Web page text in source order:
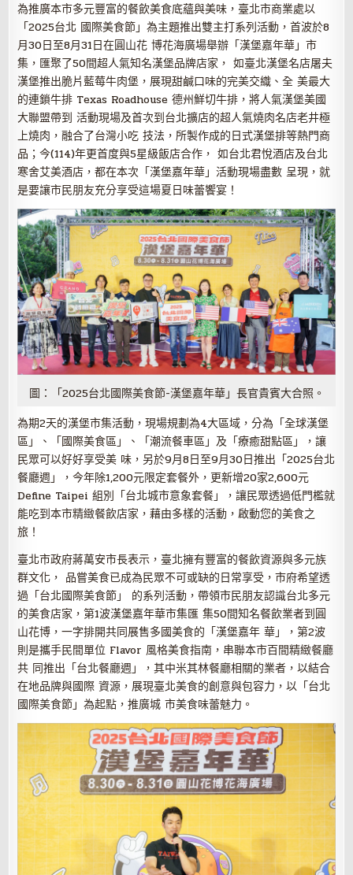
為推廣本市多元豐富的餐飲美食底蘊與美味，臺北市商業處以
「2025台北 國際美食節」為主題推出雙主打系列活動，首波於8
月30日至8月31日在圓山花 博花海廣場舉辦「漢堡嘉年華」市
集，匯聚了50間超人氣知名漢堡品牌店家， 如臺北漢堡名店屠夫
漢堡推出脆片藍莓牛肉堡，展現甜鹹口味的完美交織、全 美最大
的連鎖牛排 Texas Roadhouse 德州鮮切牛排，將人氣漢堡美國
大聯盟帶到 活動現場及首次到台北擴店的超人氣燒肉名店老井極
上燒肉，融合了台灣小吃 技法，所製作成的日式漢堡排等熱門商
品；今(114)年更首度與5星級飯店合作， 如台北君悅酒店及台北
寒舍艾美酒店，都在本次「漢堡嘉年華」活動現場盡數 呈現，就
是要讓市民朋友充分享受這場夏日味蕾饗宴！
圖：「2025台北國際美食節-漢堡嘉年華」長官貴賓大合照。
為期2天的漢堡市集活動，現場規劃為4大區域，分為「全球漢堡
區」、「國際美食區」、「潮流餐車區」及「療癒甜點區」，讓
民眾可以好好享受美 味，另於9月8日至9月30日推出「2025台北
餐廳週」，今年除1,200元限定套餐外，更新增20家2,600元
Define Taipei 組別「台北城市意象套餐」，讓民眾透過低門檻就
能吃到本市精緻餐飲店家，藉由多樣的活動，啟動您的美食之
旅！
臺北市政府蔣萬安市長表示，臺北擁有豐富的餐飲資源與多元族
群文化， 品嘗美食已成為民眾不可或缺的日常享受，市府希望透
過「台北國際美食節」 的系列活動，帶領市民朋友認識台北多元
的美食店家，第1波漢堡嘉年華市集匯 集50間知名餐飲業者到圓
山花博，一字排開共同展售多國美食的「漢堡嘉年 華」，第2波
則是攜手民間單位 Flavor 風格美食指南，串聯本市百間精緻餐廳
共 同推出「台北餐廳週」，其中米其林餐廳相關的業者，以結合
在地品牌與國際 資源，展現臺北美食的創意與包容力，以「台北
國際美食節」為起點，推廣城 市美食味蕾魅力。